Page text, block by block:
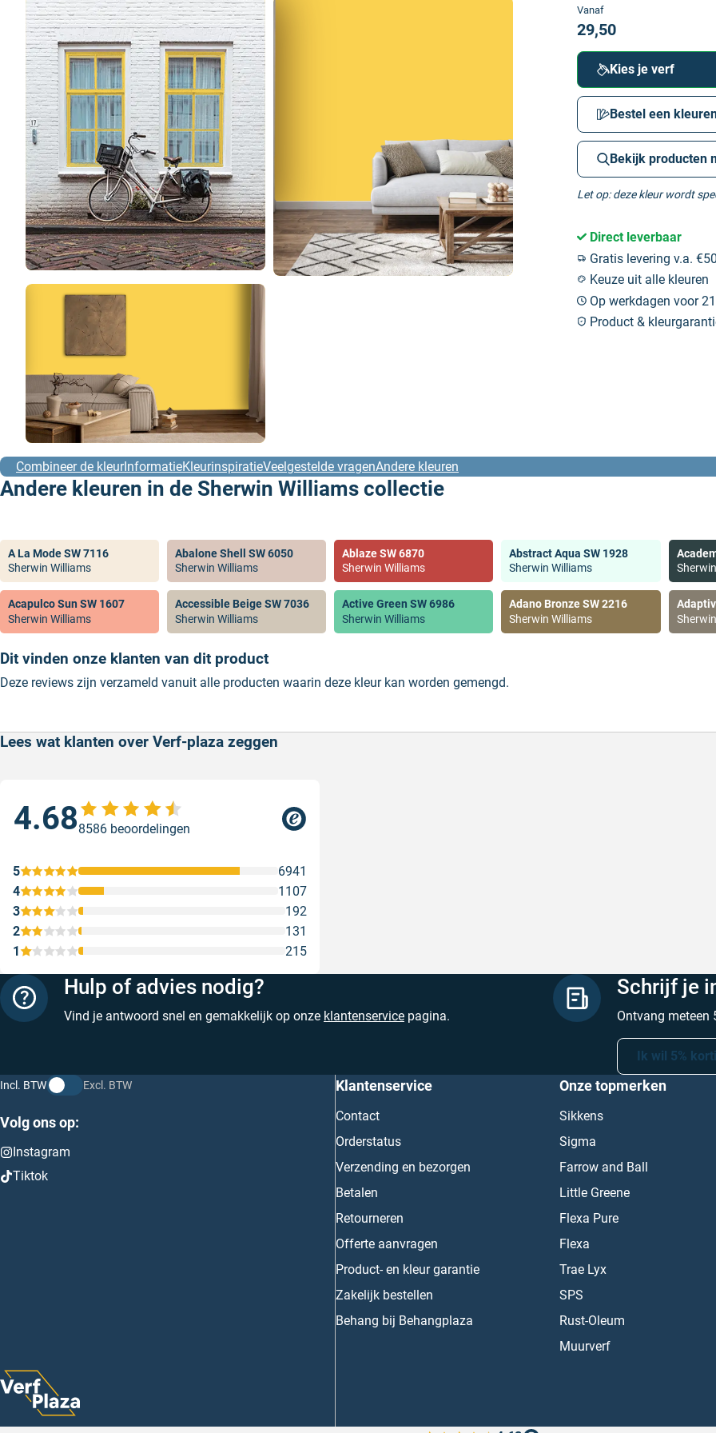
Vanaf
29,50
Kies je verf
Bestel een
Bekijk producten
Let op: deze kleur wordt
Direct leverbaar
Gratis levering v.a.
Keuze uit alle kleuren
Op werkdagen voor
Product &
Combineer de kleurInformatieKleurinspiratieVeelgestelde vragenAndere kleuren
Andere kleuren in de Sherwin Williams collectie
A La Mode SW 7116
Sherwin Williams
Abalone Shell SW 6050
Sherwin Williams
Ablaze SW 6870
Sherwin Williams
Abstract Aqua SW 1928
Sherwin Williams
Acapulco Sun SW 1607
Sherwin Williams
Accessible Beige SW 7036
Sherwin Williams
Active Green SW 6986
Sherwin Williams
Adano Bronze SW 2216
Sherwin Williams
Dit vinden onze klanten van dit product
Deze reviews zijn verzameld vanuit alle producten waarin deze kleur kan worden gemengd.
Lees wat klanten over Verf-plaza zeggen
4.688586 beoordelingen
1 215
2 131
3 192
4 1107
5 6941
Hulp of advies nodig?
Vind je antwoord snel en gemakkelijk op onze klantenservice pagina.
Schrijf je
Ontvang meteen
Ik wil 5%
Incl. BTW Excl. BTW
Volg ons op:
Instagram
Tiktok
Klantenservice
Contact
Orderstatus
Verzending en bezorgen
Betalen
Retourneren
Offerte aanvragen
Product- en kleur garantie
Zakelijk bestellen
Behang bij Behangplaza
Onze topmerken
Sikkens
Sigma
Farrow and Ball
Little Greene
Flexa Pure
Flexa
Trae Lyx
SPS
Rust-Oleum
Muurverf